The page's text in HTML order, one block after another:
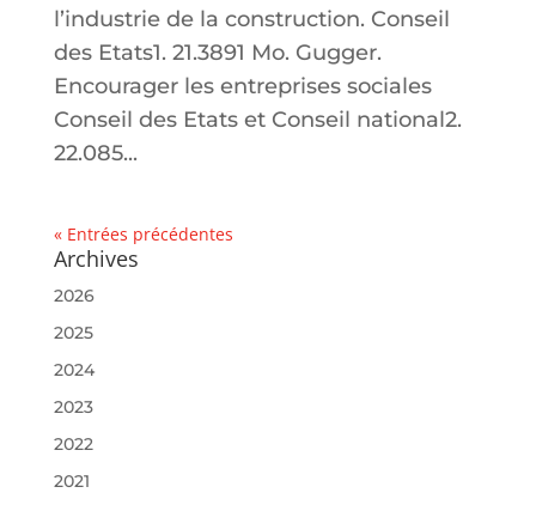
l’industrie de la construction. Conseil
des Etats1. 21.3891 Mo. Gugger.
Encourager les entreprises sociales
Conseil des Etats et Conseil national2.
22.085...
« Entrées précédentes
Archives
2026
2025
2024
2023
2022
2021